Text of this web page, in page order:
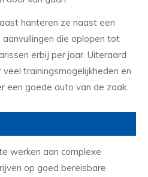
hanteren ze naast een
die oplopen tot
erbij per jaar. Uiteraard
trainingsmogelijkheden en
een goede auto van de zaak.
werken aan complexe
op goed bereisbare